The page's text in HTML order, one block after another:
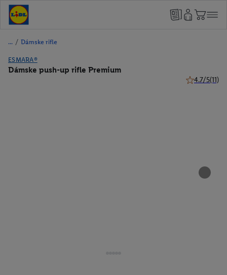
/ Dámske rifle
ESMARA®
Dámske push-up rifle Premium
4.7/5(11)